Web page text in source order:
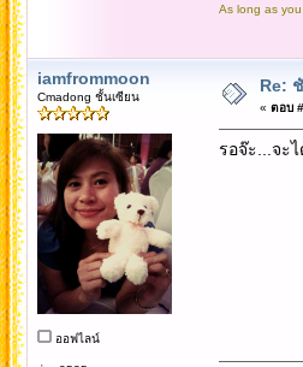
As long as
iamfrommoon
Cmadong ชั้นเซียน
ออฟไลน์
Re:
« ตอบ
รอจ๊ะ...จะ